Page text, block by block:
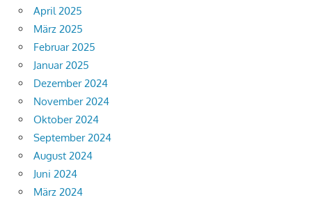
April 2025
März 2025
Februar 2025
Januar 2025
Dezember 2024
November 2024
Oktober 2024
September 2024
August 2024
Juni 2024
März 2024